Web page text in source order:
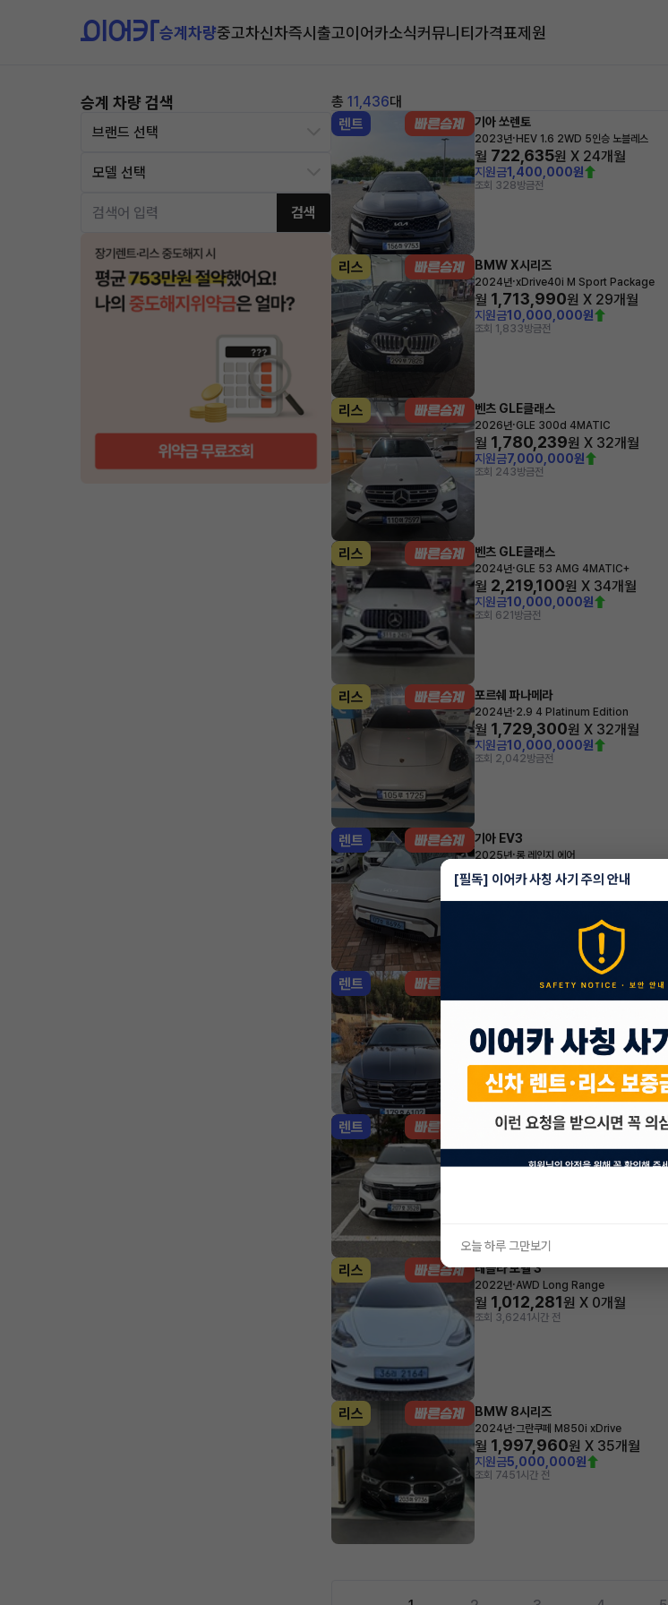
승계차량중고차신차즉시출고이어카소식커뮤니티가격표제원
승계 차량 검색
검색
총 11,436대
렌트
기아 쏘렌토
2023년· HEV 1.6 2WD 5인승 노블레스
월 722,635원 X 24개월
지원금1,400,000원
조회 328방금전
리스 BMW X시리즈
2024년·xDrive40i M Sport Package
월 1,713,990원 X 29개월
지원금10,000,000원
조회 1,833방금전
리스 벤츠 GLE클래스
2026년·GLE 300d 4MATIC
월 1,780,239원 X 32개월
지원금7,000,000원
조회 243방금전
리스 벤츠 GLE클래스
2024년·GLE 53 AMG 4MATIC+
월 2,219,100원 X 34개월
지원금10,000,000원
조회 621 방금전
리스 포르쉐 파나메라
2024년·2.9 4 Platinum Edition
월 1,729,300원 X 32개월
지원금10,000,000원
조회 2,042방금전
렌트 기아 EV3
2025년·롱 레인지 에어
월 579,920 원 X42개월
지원금 1,000,000원
조회 7,223방금전
렌트
2024년·1.6 터보 하이브리드 2WD 프리미엄
조회 2,072 방금전
렌트 기아 셀토스
532,180원 X47개월
리스 테슬라 모델 3
2022년·AWD Long Range
월 1,012,281원 X 0개월
조회 3,6241시간 전
리스 BMW 8시리즈
2024년·그란쿠페 M850i xDrive
월 1,997,960원 X 35개월
지원금5,000,000원
조회 7451시간 전
[필독] 이어카 사칭 사기 주의 안내
오늘 하루 그만보기